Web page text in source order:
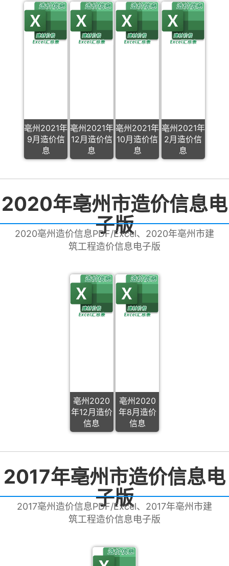
亳州2021年
9月造价信
息
亳州2021年
12月造价信
息
亳州2021年
10月造价信
息
亳州2021年
2月造价信
息
2020年亳州市造价信息电
子版
2020亳州造价信息PDF/Excel、2020年亳州市建
筑工程造价信息电子版
亳州2020
年12月造价
信息
亳州2020
年8月造价
信息
2017年亳州市造价信息电
子版
2017亳州造价信息PDF/Excel、2017年亳州市建
筑工程造价信息电子版